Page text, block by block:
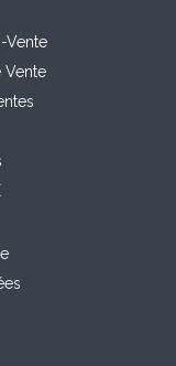
Vente
Vente